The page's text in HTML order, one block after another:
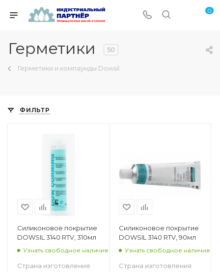
0
Герметики 50
Герметики и компаунды Dowsil
ФИЛЬТР
Силиконовое покрытие
DOWSIL 3140 RTV, 310мл
Узнать свободное наличие
Страна изготовления
Силиконовое покрытие
DOWSIL 3140 RTV, 90мл
Узнать свободное наличие
Страна изготовления